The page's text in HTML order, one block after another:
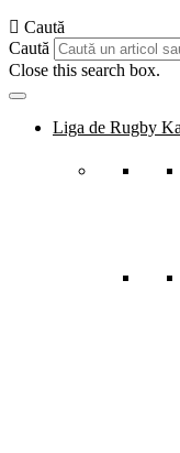
Caută
Caută
Close this search box.
Liga de Rugby